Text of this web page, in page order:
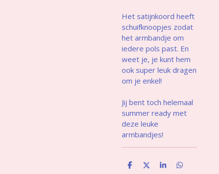
Het satijnkoord heeft
schuifknoopjes zodat
het armbandje om
iedere pols past. En
weet je, je kunt hem
ook super leuk dragen
om je enkel!
Jij bent toch helemaal
summer ready met
deze leuke
armbandjes!
D
D
S
D